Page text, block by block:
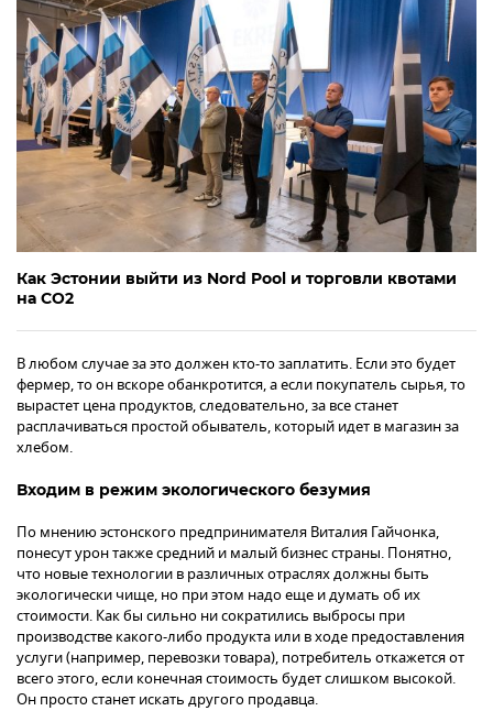
Как Эстонии выйти из Nord Pool и торговли квотами
на СО2
В любом случае за это должен кто-то заплатить. Если это будет
фермер, то он вскоре обанкротится, а если покупатель сырья, то
вырастет цена продуктов, следовательно, за все станет
расплачиваться простой обыватель, который идет в магазин за
хлебом.
Входим в режим экологического безумия
По мнению эстонского предпринимателя Виталия Гайчонка,
понесут урон также средний и малый бизнес страны. Понятно,
что новые технологии в различных отраслях должны быть
экологически чище, но при этом надо еще и думать об их
стоимости. Как бы сильно ни сократились выбросы при
производстве какого-либо продукта или в ходе предоставления
услуги (например, перевозки товара), потребитель откажется от
всего этого, если конечная стоимость будет слишком высокой.
Он просто станет искать другого продавца.